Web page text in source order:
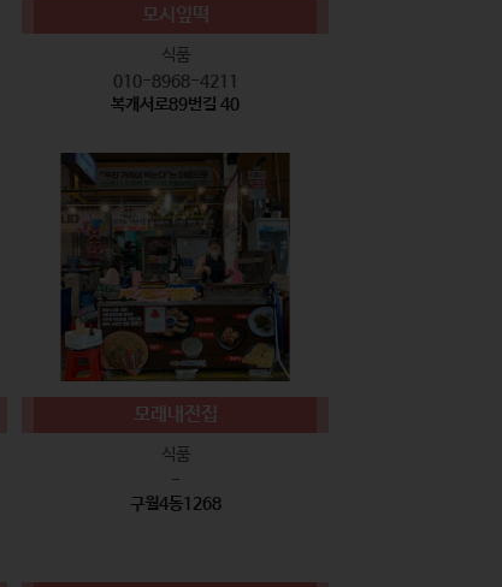
모시잎떡
식품
010-8968-4211
복개서로89번길 40
모래내전집
식품
-
구월4동1268